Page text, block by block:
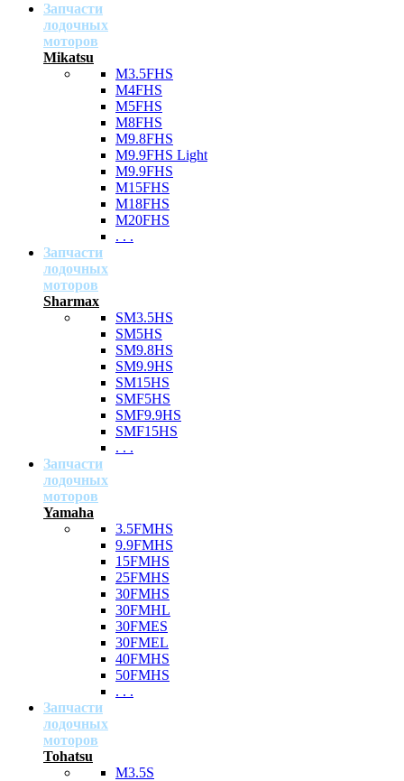
Запчасти
лодочных
моторов
Mikatsu
M3.5FHS
M4FHS
M5FHS
M8FHS
M9.8FHS
M9.9FHS Light
M9.9FHS
M15FHS
M18FHS
M20FHS
. . .
Запчасти
лодочных
моторов
Sharmax
SM3.5HS
SM5HS
SM9.8HS
SM9.9HS
SM15HS
SMF5HS
SMF9.9HS
SMF15HS
. . .
Запчасти
лодочных
моторов
Yamaha
3.5FMHS
9.9FMHS
15FMHS
25FMHS
30FMHS
30FMHL
30FMES
30FMEL
40FMHS
50FMHS
. . .
Запчасти
лодочных
моторов
Tohatsu
M3.5S